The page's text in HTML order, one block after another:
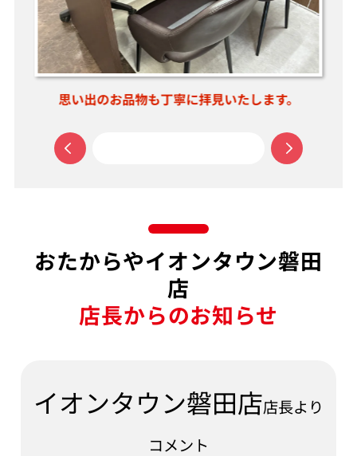
思い出のお品物も丁寧に拝見いたします。
おたからやイオンタウン磐田
店
店長からのお知らせ
イオンタウン磐田店店長より
コメント